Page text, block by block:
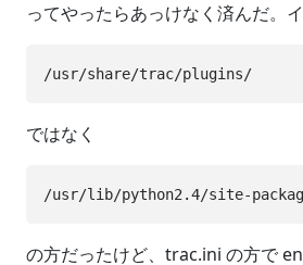
ってやったらあっけなく済んだ。
ではなく
の方だったけど、trac.ini の方で